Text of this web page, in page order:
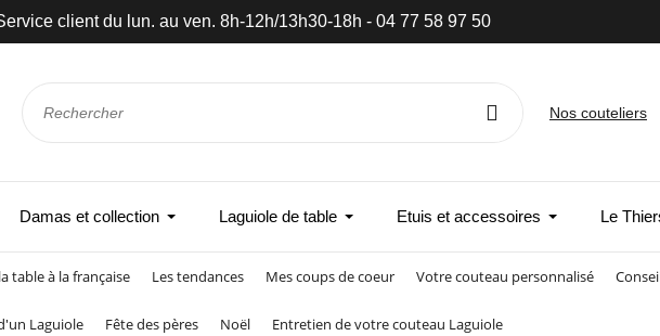
Livraison gratuite à partir de 89 €
Nos couteliers
Damas et collection Laguiole de table Etuis et accessoires Le
table à la française Les tendances Mes coups de coeur Votre couteau personnalisé
Laguiole Fête des pères Noël Entretien de votre couteau Laguiole